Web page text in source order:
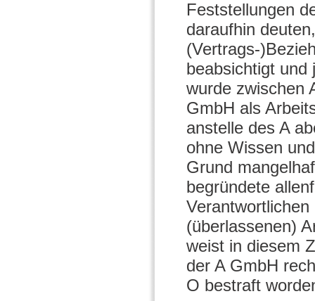
Feststellungen
daraufhin
(Vertrags-
beabsichtigt und
wurde zwischen
GmbH als
anstelle des A
ohne Wissen
Grund
begründete
(überlassenen)
weist in diesem
der A GmbH
O bestraft